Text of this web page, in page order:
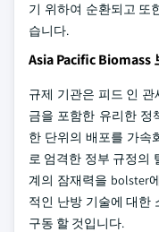
기 위하여 순환되고 또
습니다.
Asia Pacific
규제 기관은 피드 인
금을 포함한 유리한 정
한 단위의 배포를 가속
로 엄격한 정부 규정의
계의 잠재력을 bolster
적인 난방 기술에 대한
구동 할 것입니다.